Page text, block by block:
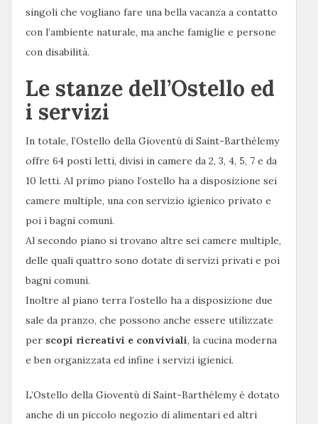
singoli che vogliano fare una bella vacanza a contatto
con l’ambiente naturale, ma anche famiglie e persone
con disabilità.
Le stanze dell’Ostello ed
i servizi
In totale, l’Ostello della Gioventù di Saint-Barthélemy
offre 64 posti letti, divisi in camere da 2, 3, 4, 5, 7 e da
10 letti. Al primo piano l’ostello ha a disposizione sei
camere multiple, una con servizio igienico privato e
poi i bagni comuni.
Al secondo piano si trovano altre sei camere multiple,
delle quali quattro sono dotate di servizi privati e poi
bagni comuni.
Inoltre al piano terra l’ostello ha a disposizione due
sale da pranzo, che possono anche essere utilizzate
per scopi ricreativi e conviviali, la cucina moderna
e ben organizzata ed infine i servizi igienici.
L’Ostello della Gioventù di Saint-Barthélemy è dotato
anche di un piccolo negozio di alimentari ed altri